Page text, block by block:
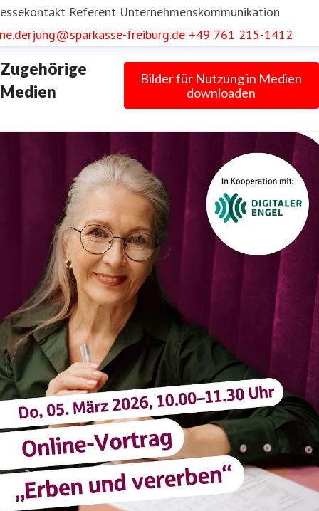
Referent Unternehmenskommunikation
freiburg.de +49 761 215-1412
Zugehörige
Medien
Bilder für Nutzung in Medien
downloaden